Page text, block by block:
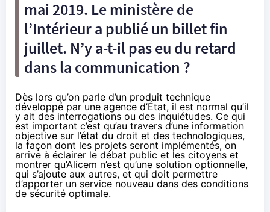
mai 2019. Le ministère de
l’Intérieur a publié un billet fin
juillet. N’y a-t-il pas eu du retard
dans la communication ?
Dès lors qu’on parle d’un produit technique
développé par une agence d’État, il est normal qu’il
y ait des interrogations ou des inquiétudes. Ce qui
est important c’est qu’au travers d’une information
objective sur l’état du droit et des technologiques,
la façon dont les projets seront implémentés, on
arrive à éclairer le débat public et les citoyens et
montrer qu’Alicem n’est qu’une solution optionnelle,
qui s’ajoute aux autres, et qui doit permettre
d’apporter un service nouveau dans des conditions
de sécurité optimale.